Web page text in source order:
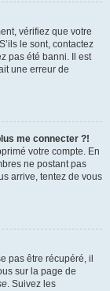
vérifiez que votre
le sont, contactez
pas été banni. Il est
une erreur de
me connecter ?!
votre compte. En
ne postant pas
arrive, tentez de vous
pas être récupéré, il
sur la page de
. Suivez les